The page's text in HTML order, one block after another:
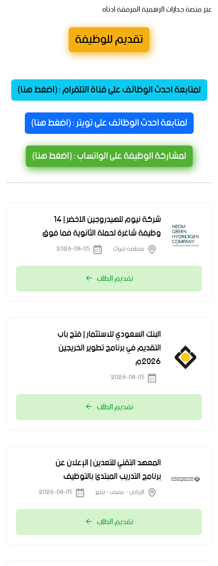
عبر منصة جدارات الرسمية المرفقة ادناه
تقديم للوظيفة
لمتابعة احدث الوظائف على قناة التلقرام : (اضغط هنا)
لمتابعة احدث الوظائف على تويتر : (اضغط هنا)
لمشاركة الوظيفة على الواتساب : (اضغط هنا)
شركة نيوم للهيدروجين الأخضر | 14
وظيفة شاغرة لحملة الثانوية فما فوق
منطقة تبوك
تقديم الطلب
البنك السعودي للاستثمار | فتح باب
التقديم في برنامج تطوير الخريجين
2026م
تقديم الطلب
المعهد التقني للتعدين | الإعلان عن
برنامج التدريب المبتدئ بالتوظيف
الرياض - عفيف - ينبع
تقديم الطلب